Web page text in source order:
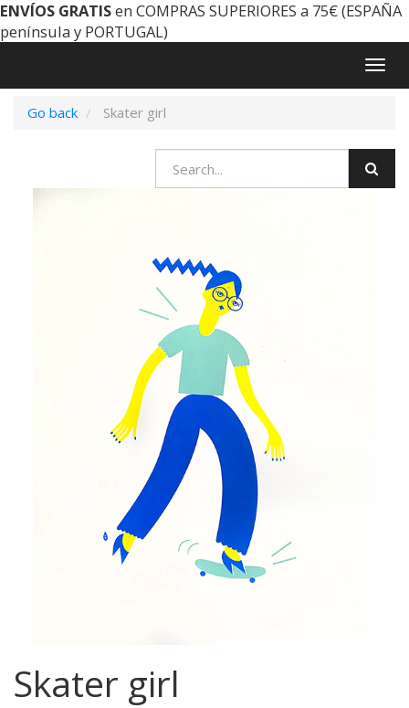
ENVÍOS GRATISen COMPRAS SUPERIORES a 75€ (ESPAÑA
península y PORTUGAL)
Go back
Skater girl
Skater girl